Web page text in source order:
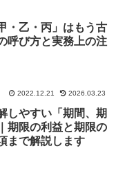
・乙・丙」はもう古
呼び方と実務上の注
2022.12.21 2026.03.23
しやすい「期間、期
期限の利益と期限の
まで解説します